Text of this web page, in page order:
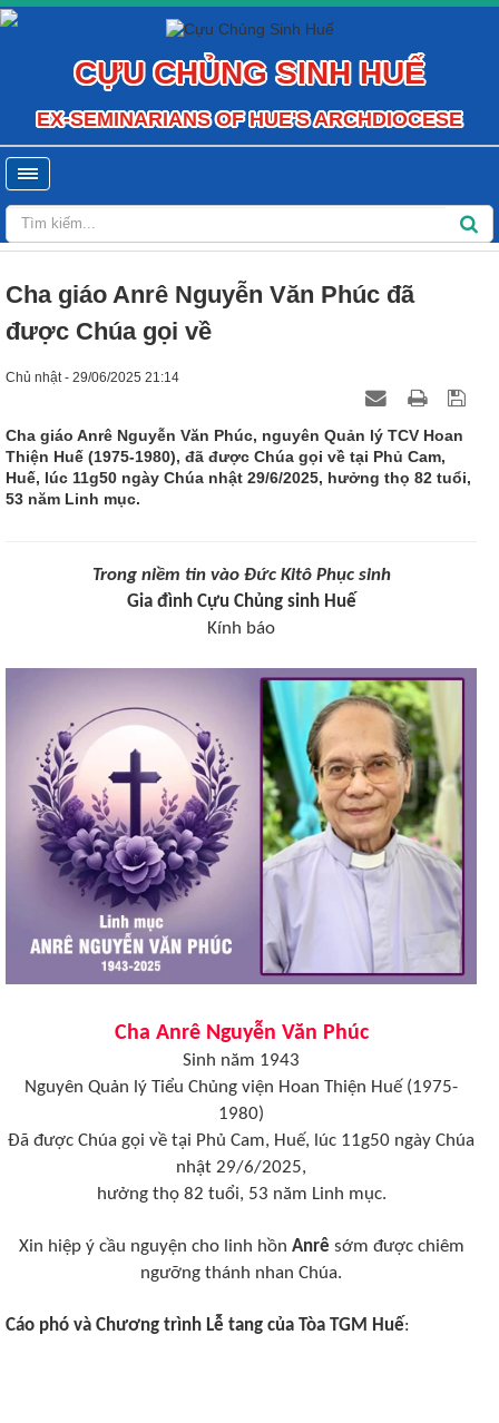
CỰU CHỦNG SINH HUẾ
EX-SEMINARIANS OF HUE'S ARCHDIOCESE
Cha giáo Anrê Nguyễn Văn Phúc đã
được Chúa gọi về
Chủ nhật - 29/06/2025 21:14
Cha giáo Anrê Nguyễn Văn Phúc, nguyên Quản lý TCV Hoan
Thiện Huế (1975-1980), đã được Chúa gọi về tại Phủ Cam,
Huế, lúc 11g50 ngày Chúa nhật 29/6/2025, hưởng thọ 82 tuổi,
53 năm Linh mục.
Trong niềm tin vào Đức Kitô Phục sinh
Gia đình Cựu Chủng sinh Huế
Kính báo
Cha Anrê Nguyễn Văn Phúc
Sinh năm 1943
Nguyên Quản lý Tiểu Chủng viện Hoan Thiện Huế (1975-
1980)
Đã được Chúa gọi về tại Phủ Cam, Huế, lúc 11g50 ngày Chúa
nhật 29/6/2025,
hưởng thọ 82 tuổi, 53 năm Linh mục.
Xin hiệp ý cầu nguyện cho linh hồn Anrê sớm được chiêm
ngưỡng thánh nhan Chúa.
Cáo phó và Chương trình Lễ tang của Tòa TGM Huế: